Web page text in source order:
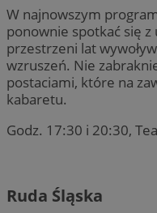
W najnowszym
ponownie spotkać się
przestrzeni lat
wzruszeń. Nie
postaciami, które na
kabaretu.
Godz. 17:30 i 20:30,
Ruda Śląska